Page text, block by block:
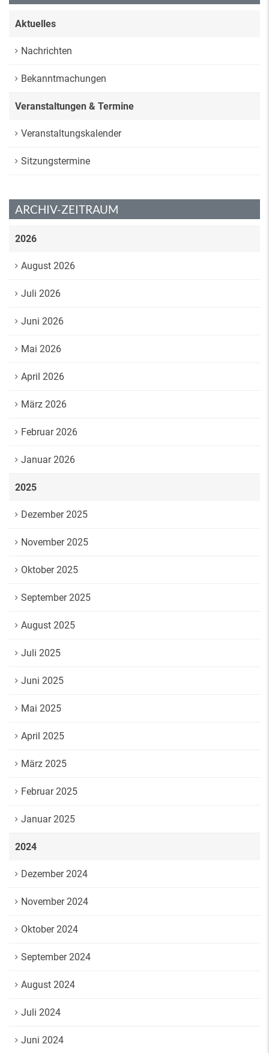
Aktuelles
Nachrichten
Bekanntmachungen
Veranstaltungen & Termine
Veranstaltungskalender
Sitzungstermine
ARCHIV-ZEITRAUM
2026
August 2026
Juli 2026
Juni 2026
Mai 2026
April 2026
März 2026
Februar 2026
Januar 2026
2025
Dezember 2025
November 2025
Oktober 2025
September 2025
August 2025
Juli 2025
Juni 2025
Mai 2025
April 2025
März 2025
Februar 2025
Januar 2025
2024
Dezember 2024
November 2024
Oktober 2024
September 2024
August 2024
Juli 2024
Juni 2024